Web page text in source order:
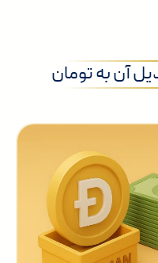
آن به تومان